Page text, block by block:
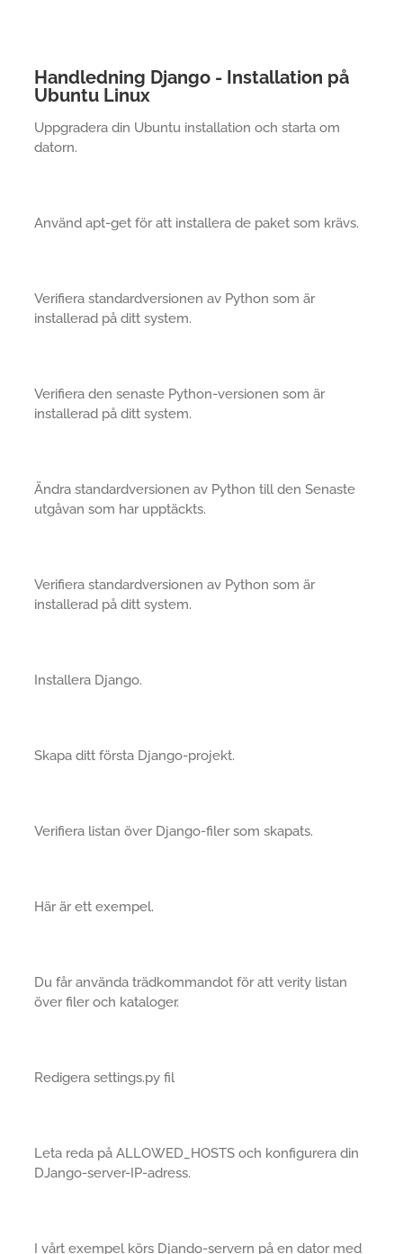
Handledning Django - Installation på
Ubuntu Linux
Uppgradera din Ubuntu installation och starta om
datorn.
Använd apt-get för att installera de paket som krävs.
Verifiera standardversionen av Python som är
installerad på ditt system.
Verifiera den senaste Python-versionen som är
installerad på ditt system.
Ändra standardversionen av Python till den Senaste
utgåvan som har upptäckts.
Verifiera standardversionen av Python som är
installerad på ditt system.
Installera Django.
Skapa ditt första Django-projekt.
Verifiera listan över Django-filer som skapats.
Här är ett exempel.
Du får använda trädkommandot för att verity listan
över filer och kataloger.
Redigera settings.py fil
Leta reda på ALLOWED_HOSTS och konfigurera din
DJango-server-IP-adress.
I vårt exempel körs Djando-servern på en dator med